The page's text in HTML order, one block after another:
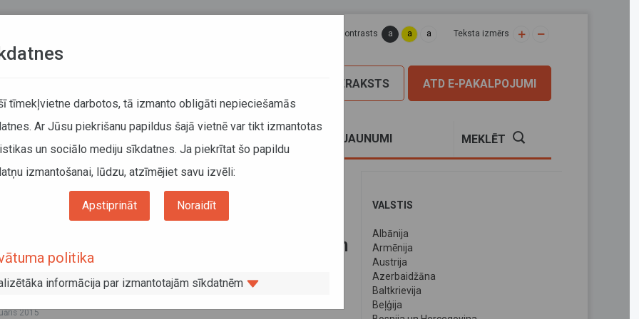
Lapas kontrasts a a a Teksta izmērs
ATD E-PAKALPOJUMI
PIERAKSTS
JAUNUMI MEKLĒT
Krievijas Federācijas likuma grozījumiem starptautisko autopārvadājumu kontroles jomā
Krievijas Federācijas likuma grozījumiem
autopārvadājumu kontroles
2015
VALSTIS
Albānija
Armēnija
Austrija
Azerbaidžāna
Baltkrievija
Beļģija
tīmekļvietne darbotos, tā izmanto obligāti nepieciešamās
Ar Jūsu piekrišanu papildus šajā vietnē var tikt izmantotas
un sociālo mediju sīkdatnes. Ja piekrītat šo papildu
izmantošanai, lūdzu, atzīmējiet savu izvēli:
Apstiprināt Noraidīt
politika
informācija par izmantotajām sīkdatnēm